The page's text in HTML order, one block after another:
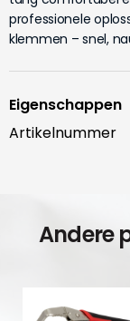
professionele
klemmen – snel,
Eigenschappen
Artikelnummer
Andere